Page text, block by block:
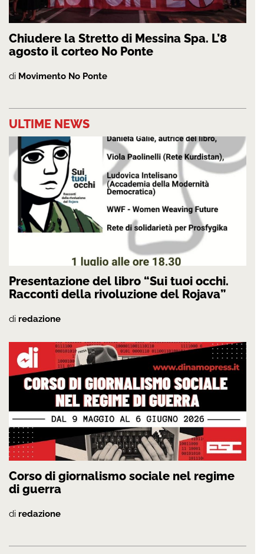
Chiudere la Stretto di Messina Spa. L’8
agosto il corteo No Ponte
di Movimento No Ponte
ULTIME NEWS
Presentazione del libro “Sui tuoi occhi.
Racconti della rivoluzione del Rojava”
di redazione
Corso di giornalismo sociale nel regime
di guerra
di redazione